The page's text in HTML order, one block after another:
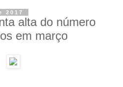
2017
alta do número
em março